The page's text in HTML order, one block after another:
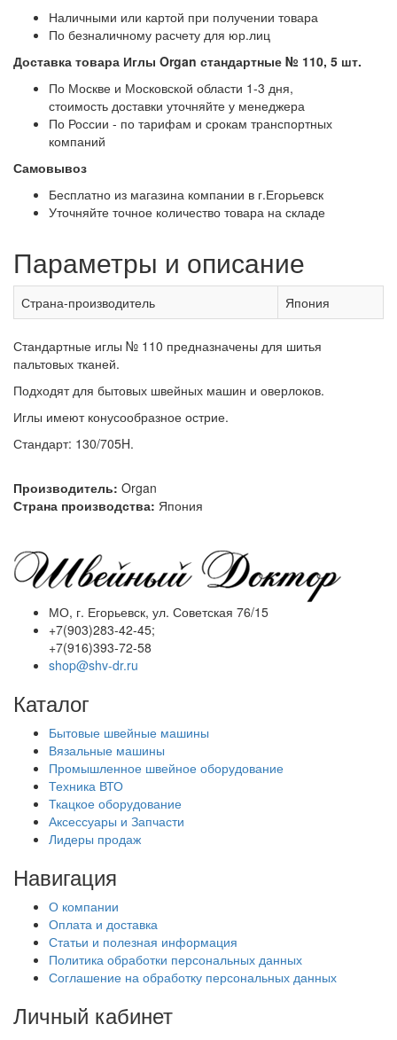
Наличными или картой при получении товара
По безналичному расчету для юр.лиц
Доставка товара Иглы Organ стандартные № 110, 5 шт.
По Москве и Московской области 1-3 дня,
стоимость доставки уточняйте у менеджера
По России - по тарифам и срокам транспортных
компаний
Самовывоз
Бесплатно из магазина компании в г.Егорьевск
Уточняйте точное количество товара на складе
Параметры и описание
Страна-производитель Япония
Стандартные иглы № 110 предназначены для шитья
пальтовых тканей.
Подходят для бытовых швейных машин и оверлоков.
Иглы имеют конусообразное острие.
Стандарт: 130/705H.
Производитель: Organ
Страна производства: Япония
МО, г. Егорьевск, ул. Советская 76/15
+7(903)283-42-45;
+7(916)393-72-58
shop@shv-dr.ru
Каталог
Бытовые швейные машины
Вязальные машины
Промышленное швейное оборудование
Техника ВТО
Ткацкое оборудование
Аксессуары и Запчасти
Лидеры продаж
Навигация
О компании
Оплата и доставка
Статьи и полезная информация
Политика обработки персональных данных
Соглашение на обработку персональных данных
Личный кабинет